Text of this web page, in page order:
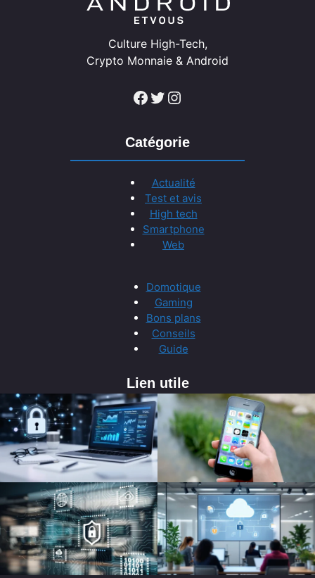
Culture High-Tech,
Crypto Monnaie & Android
Facebook Twitter Instagram
Catégorie
Actualité
Test et avis
High tech
Smartphone
Web
Domotique
Gaming
Bons plans
Conseils
Guide
Lien utile